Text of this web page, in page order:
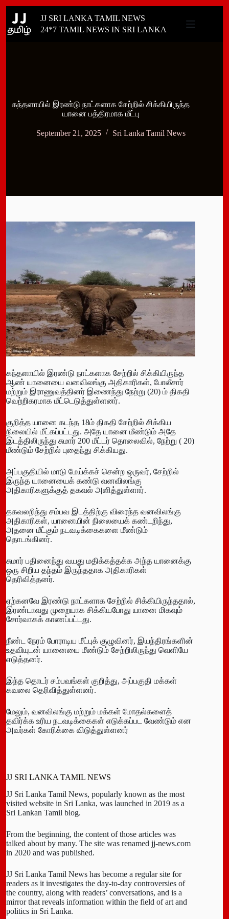
content
JJ SRI LANKA TAMIL NEWS
24*7 TAMIL NEWS IN SRI LANKA
கந்தளாயில் இரண்டு நாட்களாக சேற்றில் சிக்கியிருந்த
யானை பத்திரமாக மீட்பு
September 21, 2025 Sri Lanka Tamil News
கந்தளாயில் இரண்டு நாட்களாக சேற்றில் சிக்கியிருந்த
ஆண் யானையை வனவிலங்கு அதிகாரிகள், போலீசார்
மற்றும் இராணுவத்தினர் இணைந்து நேற்று (20) ம் திகதி
வெற்றிகரமாக மீட்டெடுத்துள்ளனர்.
குறித்த யானை கடந்த 18ம் திகதி சேற்றில் சிக்கிய
நிலையில் மீட்கப்பட்டது. அதே யானை மீண்டும் அதே
இடத்திலிருந்து சுமார் 200 மீட்டர் தொலைவில், நேற்று ( 20)
மீண்டும் சேற்றில் புதைந்து சிக்கியது.
அப்பகுதியில் மாடு மேய்க்கச் சென்ற ஒருவர், சேற்றில்
இருந்த யானையைக் கண்டு வனவிலங்கு
அதிகாரிகளுக்குத் தகவல் அளித்துள்ளார்.
தகவலறிந்து சம்பவ இடத்திற்கு விரைந்த வனவிலங்கு
அதிகாரிகள், யானையின் நிலையைக் கண்டறிந்து,
அதனை மீட்கும் நடவடிக்கைகளை மீண்டும்
தொடங்கினர்.
சுமார் பதினைந்து வயது மதிக்கத்தக்க அந்த யானைக்கு
ஒரு சிறிய தந்தம் இருந்ததாக அதிகாரிகள்
தெரிவித்தனர்.
ஏற்கனவே இரண்டு நாட்களாக சேற்றில் சிக்கியிருந்ததால்,
இரண்டாவது முறையாக சிக்கியபோது யானை மிகவும்
சோர்வாகக் காணப்பட்டது.
நீண்ட நேரம் போராடிய மீட்புக் குழுவினர், இயந்திரங்களின்
உதவியுடன் யானையை மீண்டும் சேற்றிலிருந்து வெளியே
எடுத்தனர்.
இந்த தொடர் சம்பவங்கள் குறித்து, அப்பகுதி மக்கள்
கவலை தெரிவித்துள்ளனர்.
மேலும், வனவிலங்கு மற்றும் மக்கள் மோதல்களைத்
தவிர்க்க உரிய நடவடிக்கைகள் எடுக்கப்பட வேண்டும் என
அவர்கள் கோரிக்கை விடுத்துள்ளனர்
JJ SRI LANKA TAMIL NEWS
JJ Sri Lanka Tamil News, popularly known as the most
visited website in Sri Lanka, was launched in 2019 as a
Sri Lankan Tamil blog.
From the beginning, the content of those articles was
talked about by many. The site was renamed jj-news.com
in 2020 and was published.
JJ Sri Lanka Tamil News has become a regular site for
readers as it investigates the day-to-day controversies of
the country, along with readers’ conversations, and is a
mirror that reveals information within the field of art and
politics in Sri Lanka.